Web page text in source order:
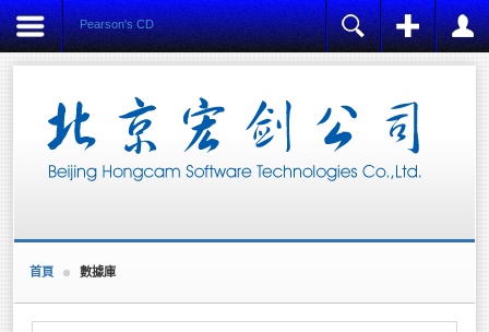
Pearson's CD 登陸
用戶名
密碼
注冊
Name:
Username:
Verify E-mail:
Password:
首頁 數據庫